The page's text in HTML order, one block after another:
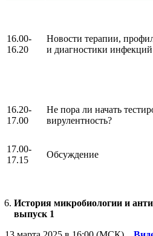
16.00-
16.20
Новости терапии,
и диагностики инфекций
16.20-
17.00
Не пора ли начать
вирулентность?
17.00-
17.15
Обсуждение
История микробиологии и
выпуск 1